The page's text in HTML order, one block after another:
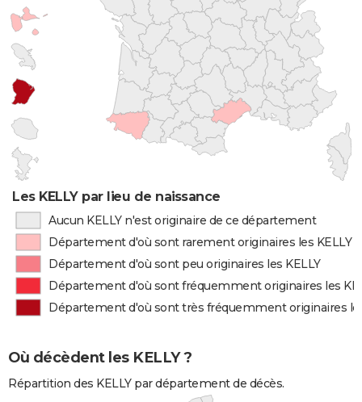
Les KELLY par lieu de naissance
Aucun KELLY n'est originaire de ce département
Département d'où sont rarement originaires les KELLY
Département d'où sont peu originaires les KELLY
Département d'où sont fréquemment originaires les
Département d'où sont très fréquemment originaires
Où décèdent les KELLY ?
Répartition des KELLY par département de décès.